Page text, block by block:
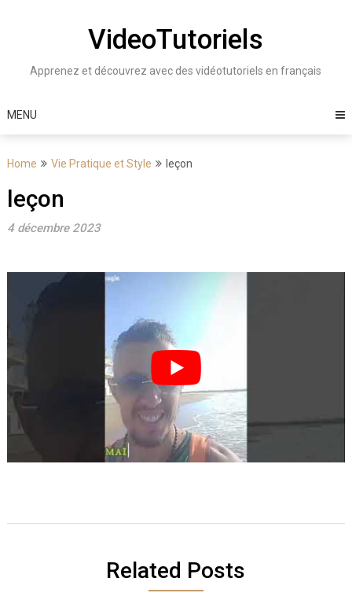
VideoTutoriels
Apprenez et découvrez avec des vidéotutoriels en français
MENU
Home Vie Pratique et Style leçon
leçon
4 décembre 2023
Related Posts